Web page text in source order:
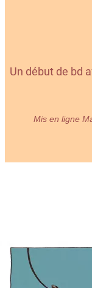
Un début de bd
Mis en ligne